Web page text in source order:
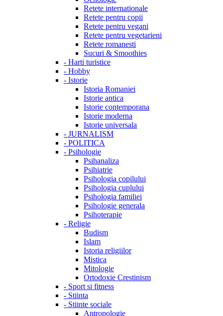
Retete internationale
Retete pentru copii
Retete pentru vegani
Retete pentru vegetarieni
Retete romanesti
Sucuri & Smoothies
- Harti turistice
- Hobby
- Istorie
Istoria Romaniei
Istorie antica
Istorie contemporana
Istorie moderna
Istorie universala
- JURNALISM
- POLITICA
- Psihologie
Psihanaliza
Psihiatrie
Psihologia copilului
Psihologia cuplului
Psihologia familiei
Psihologie generala
Psihoterapie
- Religie
Budism
Islam
Istoria religiilor
Mistica
Mitologie
Ortodoxie Crestinism
- Sport si fitness
- Stiinta
- Stiinte sociale
Antropologie